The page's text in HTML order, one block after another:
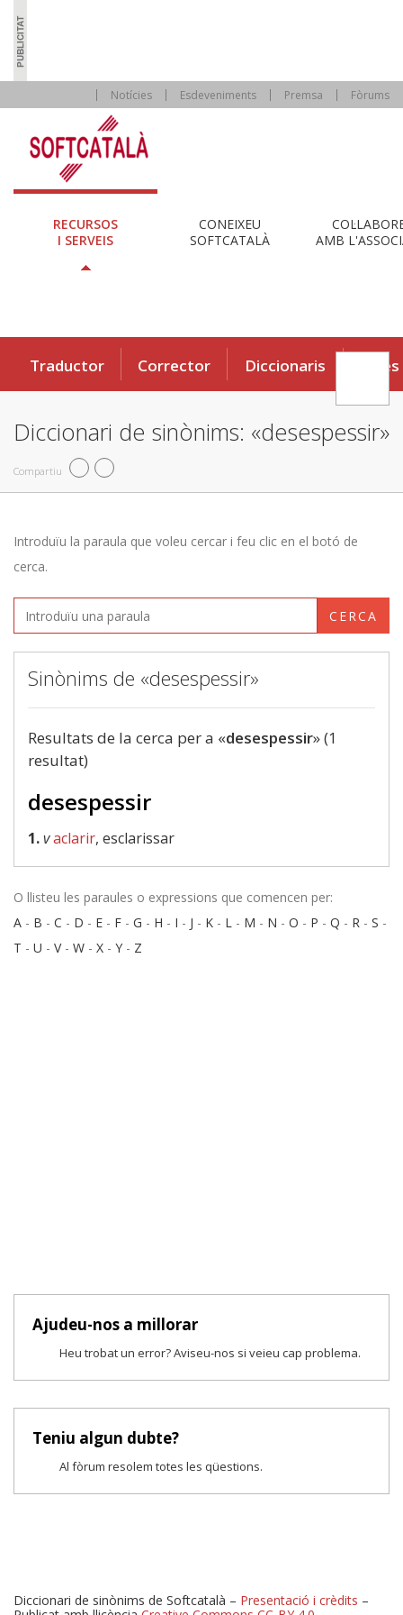
Notícies Esdeveniments Premsa Fòrums
RECURSOS
I SERVEIS
CONEIXEU
SOFTCATALÀ
AMB
Traductor Corrector Diccionaris Eines
Diccionari de sinònims: «desespessir»
Compartiu
Introduïu la paraula que voleu cercar i feu clic en el botó de
cerca.
CERCA
Sinònims de «desespessir»
Resultats de la cerca per a «desespessir» (1
resultat)
desespessir
1.vaclarir, esclarissar
O llisteu les paraules o expressions que comencen per:
A - B - C - D - E - F - G - H - I - J - K - L - M - N - O - P - Q - R - S -
T - U - V- W - X - Y - Z
Ajudeu-nos a millorar
Heu trobat un error? Aviseu-nos si veieu cap problema.
Teniu algun dubte?
Al fòrum resolem totes les qüestions.
Diccionari de sinònims de Softcatalà – Presentació i crèdits –